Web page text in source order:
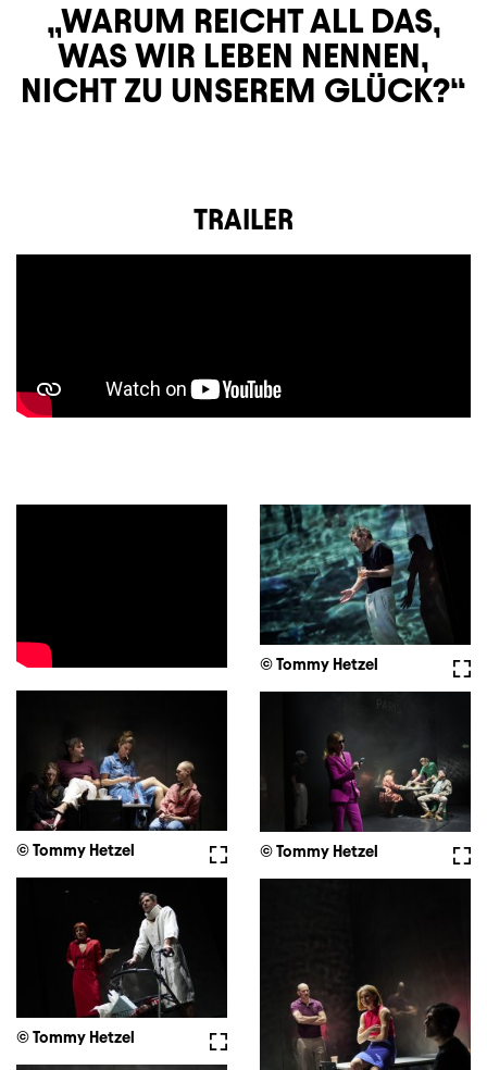
WARUM REICHT ALL DAS,
WAS WIR LEBEN NENNEN,
NICHT ZU UNSEREM GLÜCK?
TRAILER
© Tommy Hetzel
Vollbild
© Tommy Hetzel © Tommy Hetzel
Vollbild
© Tommy Hetzel